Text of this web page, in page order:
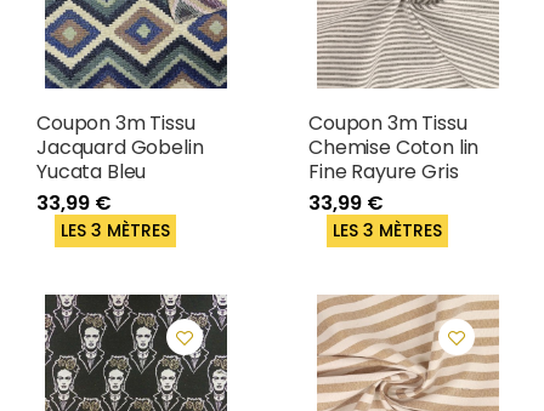
Coupon 3m Tissu
Jacquard Gobelin
Yucata Bleu
33,99 €
LES 3 MÈTRES
Coupon 3m Tissu
Chemise Coton lin
Fine Rayure Gris
33,99 €
LES 3 MÈTRES